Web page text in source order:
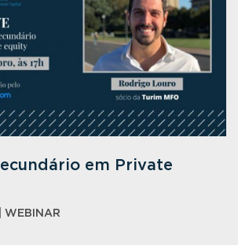
em Private
WEBINAR